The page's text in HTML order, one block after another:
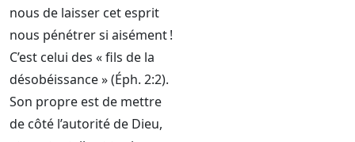
nous de laisser cet esprit
nous pénétrer si aisément !
C’est celui des « fils de la
désobéissance » (Éph. 2:2).
Son propre est de mettre
de côté l’autorité de Dieu,